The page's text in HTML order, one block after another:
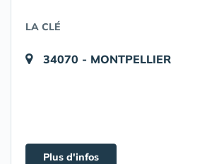
LA CLÉ
34070 - MONTPELLIER
Plus d'infos